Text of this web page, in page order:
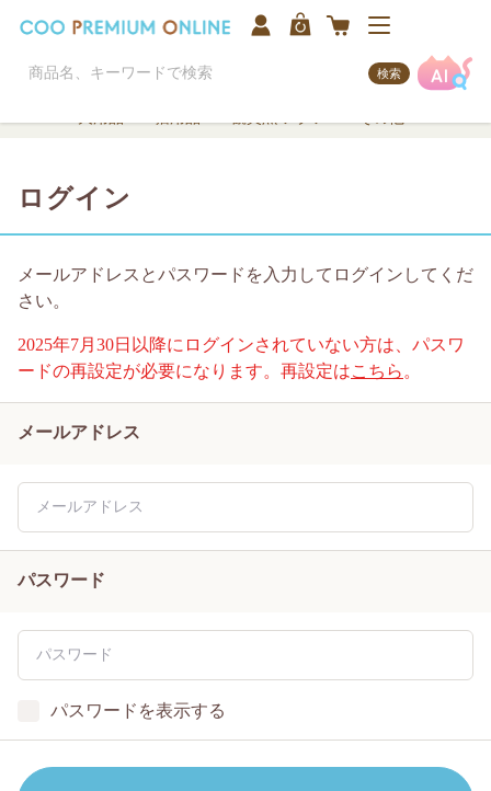
検索
ログイン
メールアドレスとパスワードを入力してログインしてくだ
さい。
2025年7月30日以降にログインされていない方は、パスワ
ードの再設定が必要になります。再設定はこちら 。
メールアドレス
パスワード
パスワードを表示する